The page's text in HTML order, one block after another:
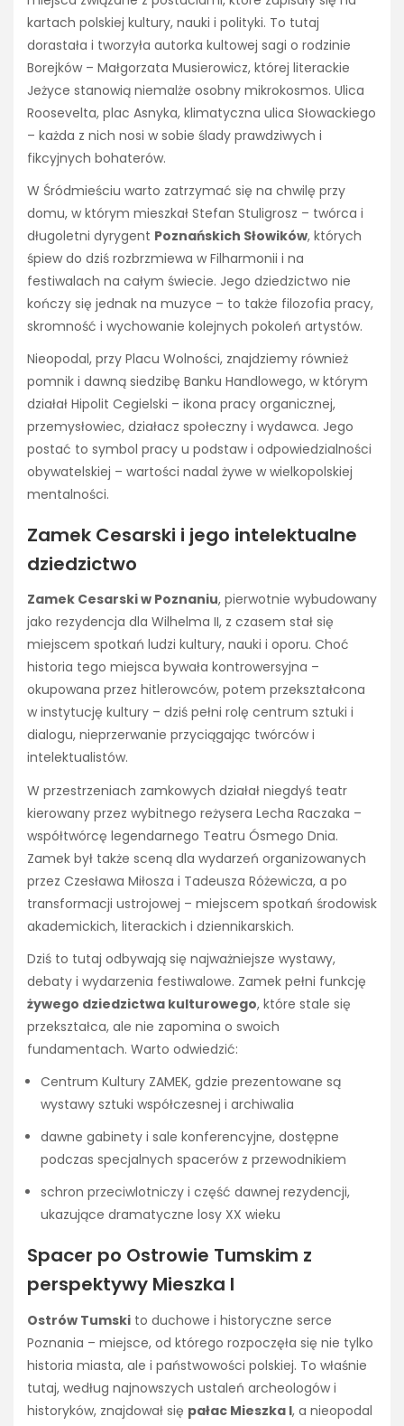
kartach polskiej kultury, nauki i polityki. To tutaj
dorastała i tworzyła autorka kultowej sagi o rodzinie
Borejków – Małgorzata Musierowicz, której literackie
Jeżyce stanowią niemalże osobny mikrokosmos. Ulica
Roosevelta, plac Asnyka, klimatyczna ulica Słowackiego
– każda z nich nosi w sobie ślady prawdziwych i
fikcyjnych bohaterów.
W Śródmieściu warto zatrzymać się na chwilę przy
domu, w którym mieszkał Stefan Stuligrosz – twórca i
długoletni dyrygent Poznańskich Słowików, których
śpiew do dziś rozbrzmiewa w Filharmonii i na
festiwalach na całym świecie. Jego dziedzictwo nie
kończy się jednak na muzyce – to także filozofia pracy,
skromność i wychowanie kolejnych pokoleń artystów.
Nieopodal, przy Placu Wolności, znajdziemy również
pomnik i dawną siedzibę Banku Handlowego, w którym
działał Hipolit Cegielski – ikona pracy organicznej,
przemysłowiec, działacz społeczny i wydawca. Jego
postać to symbol pracy u podstaw i odpowiedzialności
obywatelskiej – wartości nadal żywe w wielkopolskiej
mentalności.
Zamek Cesarski i jego intelektualne
dziedzictwo
Zamek Cesarski w Poznaniu, pierwotnie wybudowany
jako rezydencja dla Wilhelma II, z czasem stał się
miejscem spotkań ludzi kultury, nauki i oporu. Choć
historia tego miejsca bywała kontrowersyjna –
okupowana przez hitlerowców, potem przekształcona
w instytucję kultury – dziś pełni rolę centrum sztuki i
dialogu, nieprzerwanie przyciągając twórców i
intelektualistów.
W przestrzeniach zamkowych działał niegdyś teatr
kierowany przez wybitnego reżysera Lecha Raczaka –
współtwórcę legendarnego Teatru Ósmego Dnia.
Zamek był także sceną dla wydarzeń organizowanych
przez Czesława Miłosza i Tadeusza Różewicza, a po
transformacji ustrojowej – miejscem spotkań środowisk
akademickich, literackich i dziennikarskich.
Dziś to tutaj odbywają się najważniejsze wystawy,
debaty i wydarzenia festiwalowe. Zamek pełni funkcję
żywego dziedzictwa kulturowego, które stale się
przekształca, ale nie zapomina o swoich
fundamentach. Warto odwiedzić:
Centrum Kultury ZAMEK, gdzie prezentowane są
wystawy sztuki współczesnej i archiwalia
dawne gabinety i sale konferencyjne, dostępne
podczas specjalnych spacerów z przewodnikiem
schron przeciwlotniczy i część dawnej rezydencji,
ukazujące dramatyczne losy XX wieku
Spacer po Ostrowie Tumskim z
perspektywy Mieszka I
Ostrów Tumski to duchowe i historyczne serce
Poznania – miejsce, od którego rozpoczęła się nie tylko
historia miasta, ale i państwowości polskiej. To właśnie
tutaj, według najnowszych ustaleń archeologów i
historyków, znajdował się pałac Mieszka I, a nieopodal